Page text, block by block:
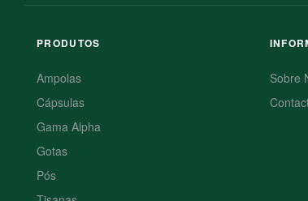
PRODUTOS
Ampolas
Cápsulas
Gama Alpha
Gotas
Pós
Sobre